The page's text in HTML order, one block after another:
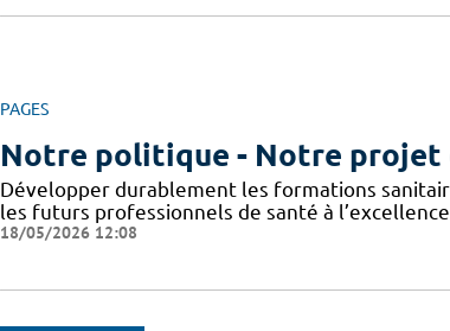
PAGES
Notre politique - Notre projet
Développer durablement les formations
les futurs professionnels de santé à
18/05/2026 12:08